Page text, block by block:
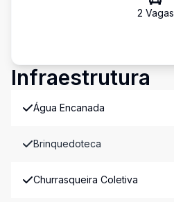
2 Vagas
Infraestrutura
Água Encanada
Brinquedoteca
Churrasqueira Coletiva